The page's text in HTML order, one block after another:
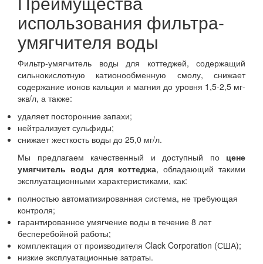
использования фильтра-
умягчителя воды
Фильтр-умягчитель воды для коттеджей, содержащий
сильнокислотную катионообменную смолу, снижает
содержание ионов кальция и магния до уровня 1,5-2,5 мг-
экв/л, а также:
удаляет посторонние запахи;
нейтрализует сульфиды;
снижает жесткость воды до 25,0 мг/л.
Мы предлагаем качественный и доступный по цене
умягчитель воды для коттеджа, обладающий такими
эксплуатационными характеристиками, как:
полностью автоматизированная система, не требующая
контроля;
гарантированное умягчение воды в течение 8 лет
бесперебойной работы;
комплектация от производителя Clack Corporation (США);
низкие эксплуатационные затраты.